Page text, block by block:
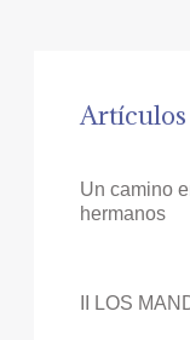
Artículos
Un camino
hermanos
II LOS